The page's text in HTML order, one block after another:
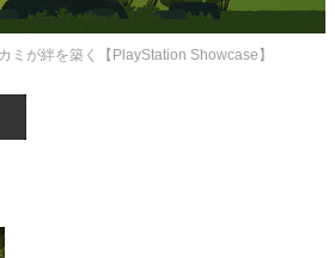
が絆を築く【PlayStation Showcase】